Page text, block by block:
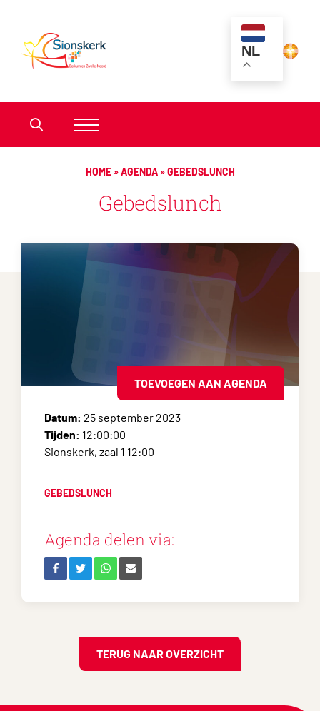
NL
HOME»AGENDA»GEBEDSLUNCH
Gebedslunch
TOEVOEGEN AAN AGENDA
Datum: 25 september 2023
Tijden: 12:00:00
Sionskerk, zaal 1 12:00
GEBEDSLUNCH
Agenda delen via:
TERUG NAAR OVERZICHT